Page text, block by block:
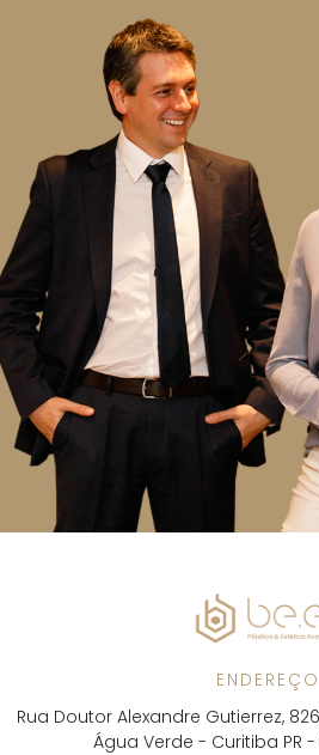
ENDEREÇO
Rua Doutor Alexandre Gutierrez,
Água Verde - Curitiba PR -